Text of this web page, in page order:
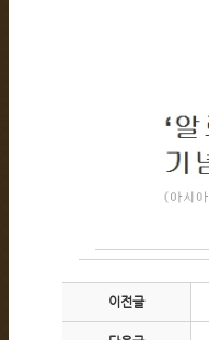
이전글